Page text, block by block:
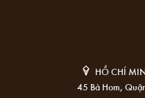
HỒ CHÍ
45 Bà Hom,